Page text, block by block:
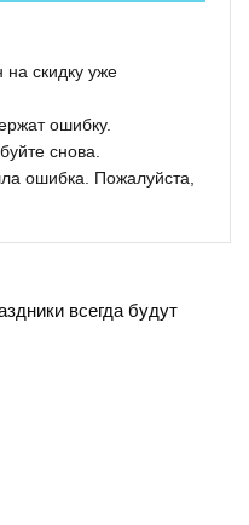
на скидку уже
ошибку.
снова.
ошибка. Пожалуйста,
всегда будут